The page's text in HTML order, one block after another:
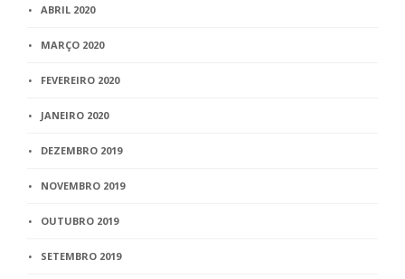
ABRIL 2020
MARÇO 2020
FEVEREIRO 2020
JANEIRO 2020
DEZEMBRO 2019
NOVEMBRO 2019
OUTUBRO 2019
SETEMBRO 2019